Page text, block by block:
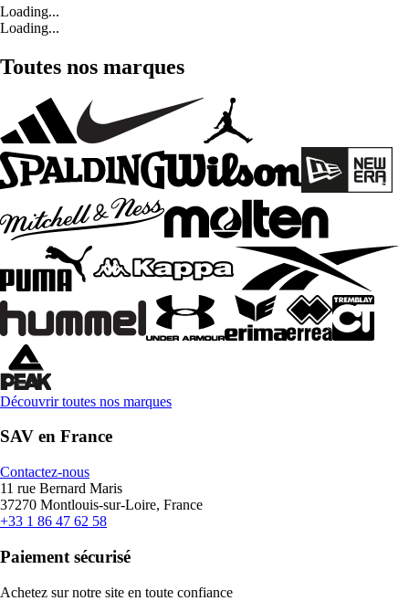
Loading...
Loading...
Toutes nos marques
Découvrir toutes nos marques
SAV en France
Contactez-nous
11 rue Bernard Maris
37270 Montlouis-sur-Loire, France
+33 1 86 47 62 58
Paiement sécurisé
Achetez sur notre site en toute confiance